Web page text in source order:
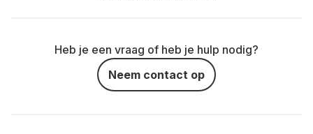
Heb je een vraag of heb je hulp nodig?
Neem contact op